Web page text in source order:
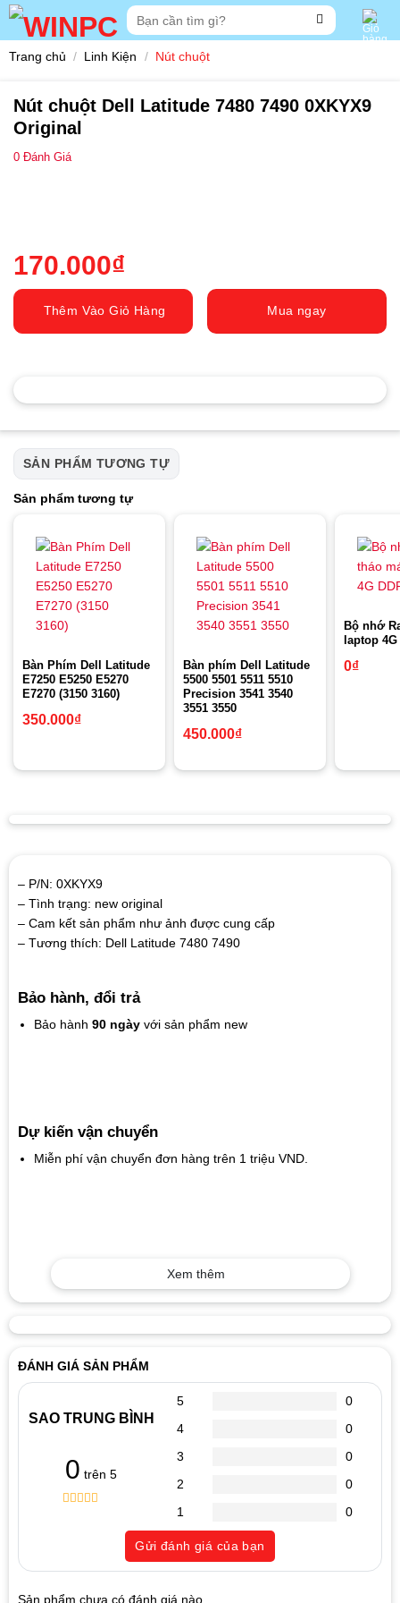
Skip
Tìm
kiếm:
Trang chủ / Linh Kiện / Nút chuột
Nút chuột Dell Latitude 7480 7490 0XKYX9
Original
0 Đánh Giá
170.000₫
Thêm Vào Giỏ Hàng Mua ngay
SẢN PHẨM TƯƠNG TỰ
Sản phẩm tương tự
Bàn Phím Dell Latitude
E7250 E5250 E5270
E7270 (3150 3160)
350.000₫
Bàn phím Dell Latitude
5500 5501 5511 5510
Precision 3541 3540
3551 3550
450.000₫
Bộ nhớ
laptop 4G
0₫
– P/N: 0XKYX9
– Tình trạng: new original
– Cam kết sản phẩm như ảnh được cung cấp
– Tương thích: Dell Latitude 7480 7490
Bảo hành, đổi trả
Bảo hành 90 ngàyvới sản phẩm new
Dự kiến vận chuyển
Miễn phí vận chuyển đơn hàng trên 1 triệu VND.
Xem thêm
ĐÁNH GIÁ SẢN PHẨM
SAO TRUNG BÌNH
0 trên 5
on
customer
5
0
4
0
3
0
2
0
1
0
Gửi đánh giá của bạn
Sản phẩm chưa có đánh giá nào.